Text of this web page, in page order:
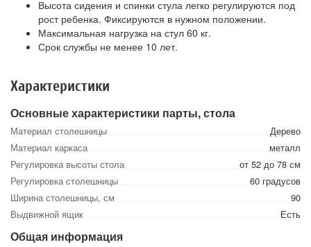
Высота сидения и спинки стула легко регулируются под
рост ребенка. Фиксируются в нужном положении.
Максимальная нагрузка на стул 60 кг.
Срок службы не менее 10 лет.
Характеристики
Основные характеристики парты, стола
Материал столешницы
Дерево
Материал каркаса
металл
Регулировка высоты стола
от 52 до 78 см
Регулировка столешницы
60 градусов
Ширина столешницы, см
90
Выдвижной ящик
Есть
Общая информация